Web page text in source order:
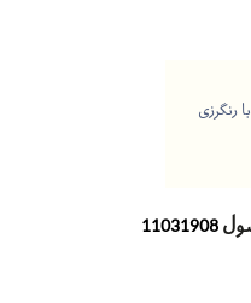
رنگرزی
11031908